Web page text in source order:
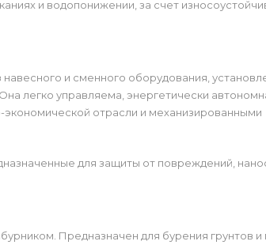
и водопонижении, за счет
и сменного оборудования,
легко управляема, энергетически
отрасли и механизированными
для защиты от повреждений,
Предназначен для бурения грунтов и